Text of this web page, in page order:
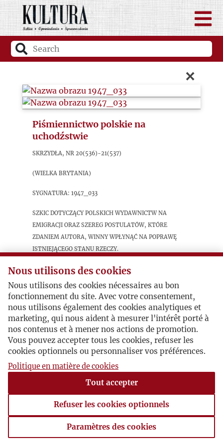
×
Piśmiennictwo polskie na
uchodźstwie
Skrzydła, nr 20(536)-21(537)
(Wielka Brytania)
sygnatura: 1947_033
Szkic dotyczący polskich wydawnictw na
emigracji oraz szereg postulatów, które
zdaniem autora, winny wpłynąć na poprawę
istniejącego stanu rzeczy.
Postacie powiązane
Autor publikacji:Jerzy Pietrkiewicz
Nous utilisons des cookies
Nous utilisons des cookies nécessaires au bon
fonctionnement du site. Avec votre consentement,
nous utilisons également des cookies analytiques et
marketing, qui nous aident à mesurer l'intérêt porté à
nos contenus et à mener nos actions de promotion.
Vous pouvez accepter tous les cookies, refuser les
cookies optionnels ou personnaliser vos préférences.
Politique en matière de cookies
Tout accepter
Refuser les cookies optionnels
Paramètres des cookies
Paramètres des cookies